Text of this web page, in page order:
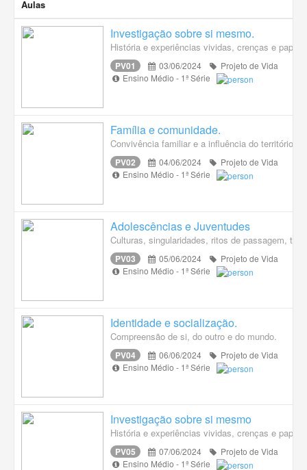
Aulas
Investigação sobre si mesmo.
História e experiências vividas, crenças e
PV01 03/06/2024
Projeto de Vida
Ensino Médio - 1ª Série
Família e comunidade.
Convivência familiar e a influência do território
PV02 04/06/2024
Projeto de Vida
Ensino Médio - 1ª Série
Adolescências e Juventudes
Culturas, singularidades, ritos de passagem,
PV03 05/06/2024
Projeto de Vida
Ensino Médio - 1ª Série
Identidade e socialização.
Compreensão de si, do outro e do mundo.
PV04 06/06/2024
Projeto de Vida
Ensino Médio - 1ª Série
Investigação sobre si mesmo
História e experiências vividas, crenças e
PV05 07/06/2024
Projeto de Vida
Ensino Médio - 1ª Série